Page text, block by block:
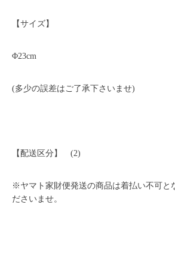
【サイズ】
Φ23cm
(多少の誤差はご了承下さいませ)
【配送区分】 (2)
※ヤマト家財便発送の商品は着払い不可と
ださいませ。